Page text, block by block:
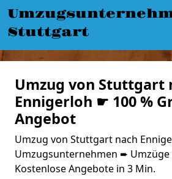
Stuttgart
Umzug von Stuttgart
Ennigerloh ☛ 100 %
Angebot
Umzug von Stuttgart nach
Umzugsunternehmen ➨ Umzüge
Kostenlose Angebote in 3 Min.